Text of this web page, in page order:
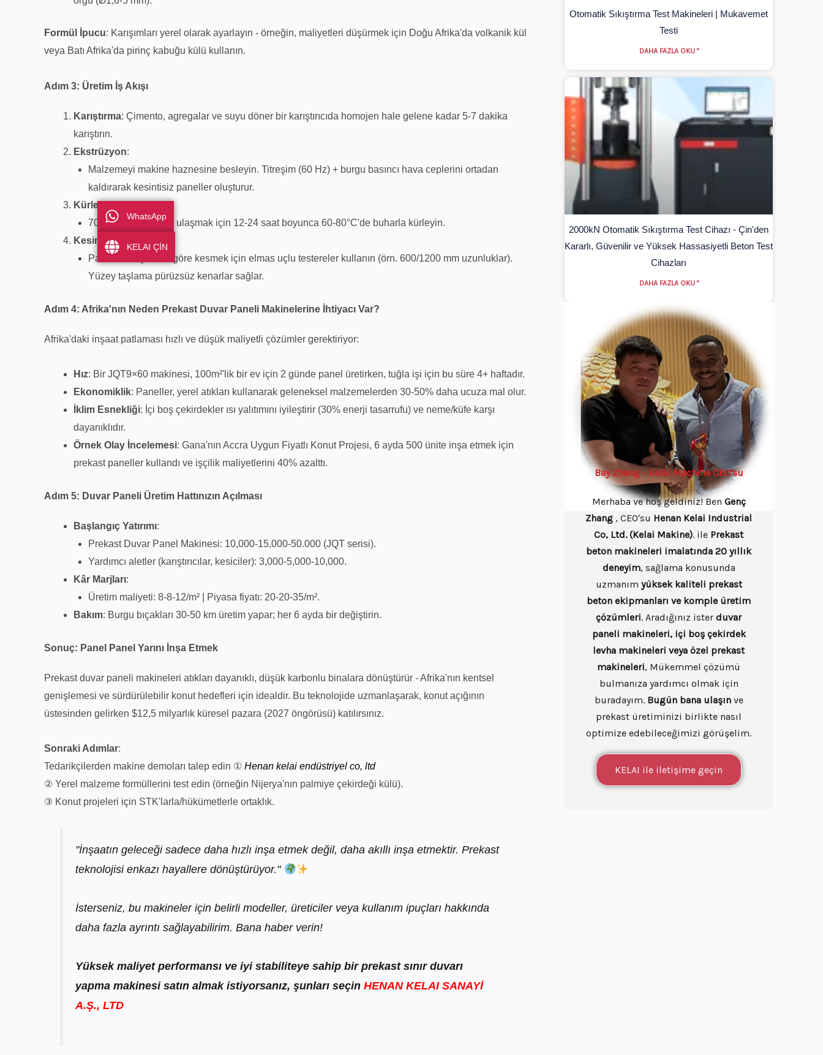
Formül İpucu: Karışımları yerel olarak ayarlayın - örneğin, maliyetleri düşürmek için Doğu Afrika'da volkanik kül
veya Batı Afrika'da pirinç kabuğu külü kullanın.
Adım 3: Üretim İş Akışı
Karıştırma: Çimento, agregalar ve suyu döner bir karıştırıcıda homojen hale gelene kadar 5-7 dakika
karıştırın.
Ekstrüzyon:
Malzemeyi makine haznesine besleyin. Titreşim (60 Hz) + burgu basıncı hava ceplerini ortadan
kaldırarak kesintisiz paneller oluşturur.
Kürleme
70% mukavemetine ulaşmak için 12-24 saat boyunca 60-80°C'de buharla kürleyin.
Kesim ve Son İşlem
Panelleri boyutuna göre kesmek için elmas uçlu testereler kullanın (örn. 600/1200 mm uzunluklar).
Yüzey taşlama pürüzsüz kenarlar sağlar.
Adım 4: Afrika'nın Neden Prekast Duvar Paneli Makinelerine İhtiyacı Var?
Afrika'daki inşaat patlaması hızlı ve düşük maliyetli çözümler gerektiriyor:
Hız: Bir JQT9×60 makinesi, 100m²'lik bir ev için 2 günde panel üretirken, tuğla işi için bu süre 4+ haftadır.
Ekonomiklik: Paneller, yerel atıkları kullanarak geleneksel malzemelerden 30-50% daha ucuza mal olur.
İklim Esnekliği: İçi boş çekirdekler ısı yalıtımını iyileştirir (30% enerji tasarrufu) ve neme/küfe karşı
dayanıklıdır.
Örnek Olay İncelemesi: Gana'nın Accra Uygun Fiyatlı Konut Projesi, 6 ayda 500 ünite inşa etmek için
prekast paneller kullandı ve işçilik maliyetlerini 40% azalttı.
Adım 5: Duvar Paneli Üretim Hattınızın Açılması
Başlangıç Yatırımı:
Prekast Duvar Panel Makinesi: 10,000-15,000-50.000 (JQT serisi).
Yardımcı aletler (karıştırıcılar, kesiciler): 3,000-5,000-10,000.
Kâr Marjları:
Üretim maliyeti: 8-8-12/m² | Piyasa fiyatı: 20-20-35/m².
Bakım: Burgu bıçakları 30-50 km üretim yapar; her 6 ayda bir değiştirin.
Sonuç: Panel Panel Yarını İnşa Etmek
Prekast duvar paneli makineleri atıkları dayanıklı, düşük karbonlu binalara dönüştürür - Afrika'nın kentsel
genişlemesi ve sürdürülebilir konut hedefleri için idealdir. Bu teknolojide uzmanlaşarak, konut açığının
üstesinden gelirken $12,5 milyarlık küresel pazara (2027 öngörüsü) katılırsınız.
Sonraki Adımlar:
Tedarikçilerden makine demoları talep edin ① Henan kelai endüstriyel co, ltd
② Yerel malzeme formüllerini test edin (örneğin Nijerya'nın palmiye çekirdeği külü).
③ Konut projeleri için STK'larla/hükümetlerle ortaklık.
"İnşaatın geleceği sadece daha hızlı inşa etmek değil, daha akıllı inşa etmektir. Prekast
teknolojisi enkazı hayallere dönüştürüyor."
İsterseniz, bu makineler için belirli modeller, üreticiler veya kullanım ipuçları hakkında
daha fazla ayrıntı sağlayabilirim. Bana haber verin!
Yüksek maliyet performansı ve iyi stabiliteye sahip bir prekast sınır duvarı
yapma makinesi satın almak istiyorsanız, şunları seçinHENAN KELAI SANAYİ
A.Ş., LTD
Otomatik Sıkıştırma Test Makineleri | Mukavemet
Testi
DAHA FAZLA OKU "
2000kN Otomatik Sıkıştırma Test Cihazı - Çin'den
Kararlı, Güvenilir ve Yüksek Hassasiyetli Beton Test
Cihazları
DAHA FAZLA OKU "
Bay Zhang - Kelai Machine CEO'su
Merhaba ve hoş geldiniz! Ben Genç
Zhang , CEO'su Henan Kelai Industrial
Co, Ltd. (Kelai Makine). ile Prekast
beton makineleri imalatında 20 yıllık
deneyim, sağlama konusunda
uzmanım yüksek kaliteli prekast
beton ekipmanları ve komple üretim
çözümleri. Aradığınız ister duvar
paneli makineleri, içi boş çekirdek
levha makineleri veya özel prekast
makineleri, Mükemmel çözümü
bulmanıza yardımcı olmak için
buradayım. Bugün bana ulaşınve
prekast üretiminizi birlikte nasıl
optimize edebileceğimizi görüşelim.
KELAI ile iletişime geçin
WhatsApp
KELAI ÇİN